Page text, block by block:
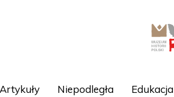
Artykuły Niepodległa Edukacja